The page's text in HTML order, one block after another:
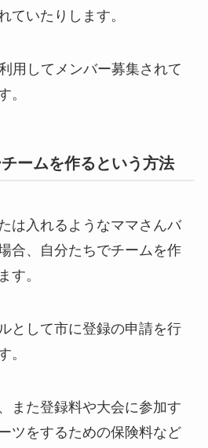
ていたりします。
用してメンバー募集されて
。
ームを作るという方法
は入れるようなママさんバ
合、自分たちでチームを作
す。
として市に登録の申請を行
。
また登録料や大会に参加す
ツをするための保険料など